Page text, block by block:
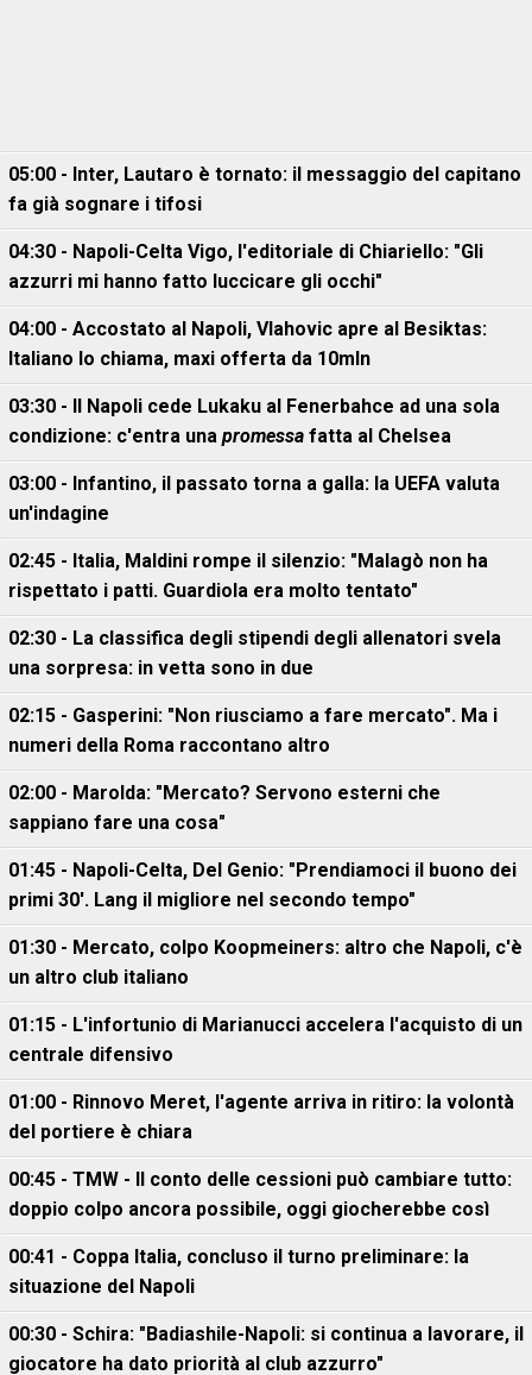
05:00 - Inter, Lautaro è tornato: il messaggio del capitano
fa già sognare i tifosi
04:30 - Napoli-Celta Vigo, l'editoriale di Chiariello: "Gli
azzurri mi hanno fatto luccicare gli occhi"
04:00 - Accostato al Napoli, Vlahovic apre al Besiktas:
Italiano lo chiama, maxi offerta da 10mln
03:30 - Il Napoli cede Lukaku al Fenerbahce ad una sola
condizione: c'entra una promessa fatta al Chelsea
03:00 - Infantino, il passato torna a galla: la UEFA valuta
un'indagine
02:45 - Italia, Maldini rompe il silenzio: "Malagò non ha
rispettato i patti. Guardiola era molto tentato"
02:30 - La classifica degli stipendi degli allenatori svela
una sorpresa: in vetta sono in due
02:15 - Gasperini: "Non riusciamo a fare mercato". Ma i
numeri della Roma raccontano altro
02:00 - Marolda: "Mercato? Servono esterni che
sappiano fare una cosa"
01:45 - Napoli-Celta, Del Genio: "Prendiamoci il buono dei
primi 30'. Lang il migliore nel secondo tempo"
01:30 - Mercato, colpo Koopmeiners: altro che Napoli, c'è
un altro club italiano
01:15 - L'infortunio di Marianucci accelera l'acquisto di un
centrale difensivo
01:00 - Rinnovo Meret, l'agente arriva in ritiro: la volontà
del portiere è chiara
00:45 - TMW - Il conto delle cessioni può cambiare tutto:
doppio colpo ancora possibile, oggi giocherebbe così
00:41 - Coppa Italia, concluso il turno preliminare: la
situazione del Napoli
00:30 - Schira: "Badiashile-Napoli: si continua a lavorare, il
giocatore ha dato priorità al club azzurro"